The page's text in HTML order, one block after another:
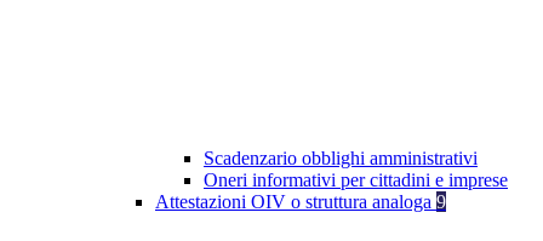
Scadenzario obblighi amministrativi
Oneri informativi per cittadini e imprese
Attestazioni OIV o struttura analoga 9